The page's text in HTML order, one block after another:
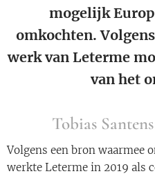
mogelijk
omkochten.
werk van Leterme
van het
Tobias Santens
Volgens een bron waarmee
werkte Leterme in 2019 als